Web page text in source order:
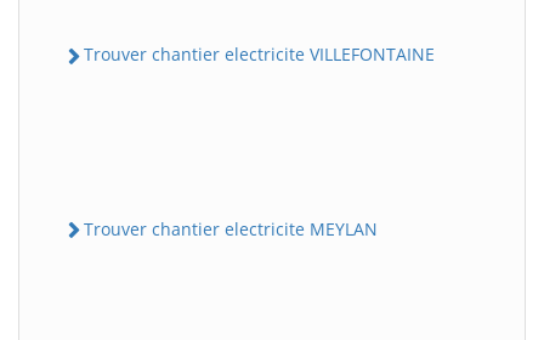
Trouver chantier electricite VILLEFONTAINE
Trouver chantier electricite MEYLAN